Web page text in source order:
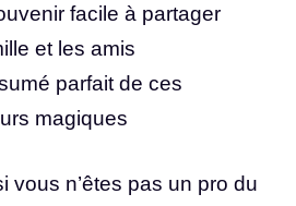
facile à partager
et les amis
parfait de ces
magiques
vous n’êtes pas un pro du